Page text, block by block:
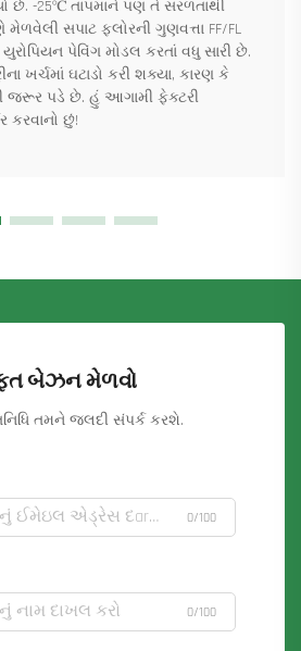
છે. -25℃ તાપમાને પણ તે સરળતાથી
સપાટ ફ્લોરની ગુણવત્તા FF/FL
પેવિંગ મોડલ કરતાં વધુ સારી છે.
ખર્ચમાં ઘટાડો કરી શક્યા, કારણ કે
જરૂર પડે છે. હું આગામી ફેક્ટરી
કરવાનો છું!
બેઝન મેળવો
તમને જલદી સંપર્ક કરશે.
0/100
0/100